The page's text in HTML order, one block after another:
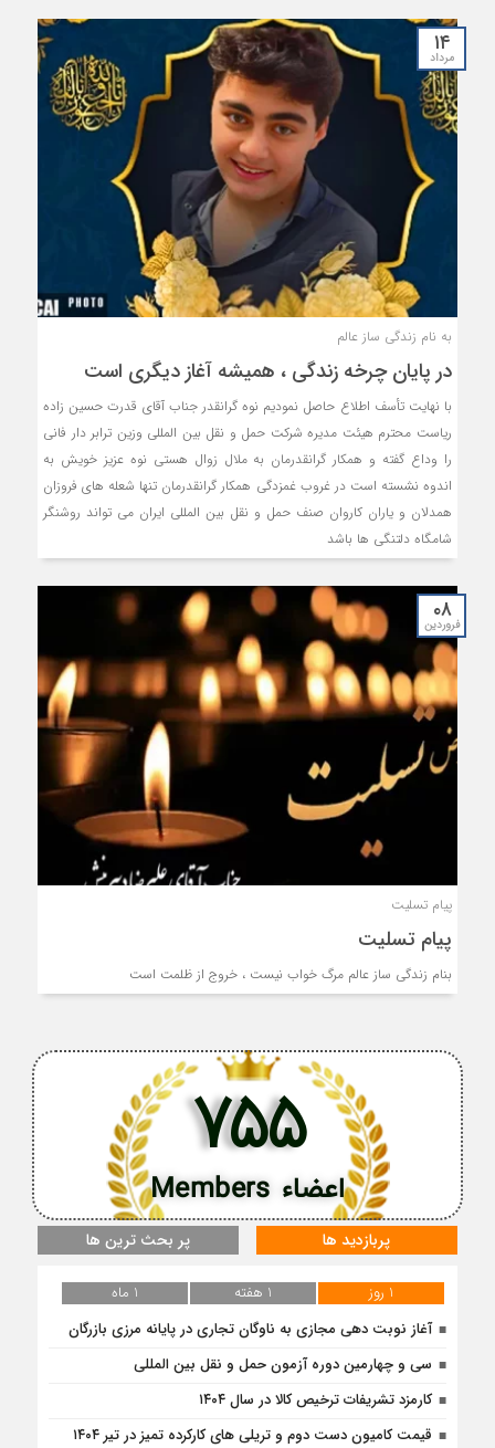
۱۴
مرداد
به نام زندگی ساز عالم
در پایان چرخه زندگی ، همیشه آغاز دیگری است
با نهایت تأسف اطلاع حاصل نمودیم نوه گرانقدر جناب آقای قدرت حسین زاده
ریاست محترم هیئت مدیره شرکت حمل و نقل بین المللی وزین ترابر دار فانی
را وداع گفته و همکار گرانقدرمان به ملال زوال هستی نوه عزیز خویش به
اندوه نشسته است در غروب غمزدگی همکار گرانقدرمان تنها شعله های فروزان
همدلان و یاران کاروان صنف حمل و نقل بین المللی ایران می تواند روشنگر
شامگاه دلتنگی ها باشد
۰۸
فروردین
پیام تسلیت
پیام تسلیت
بنام زندگی ساز عالم مرگ خواب نیست ، خروج از ظلمت است
اعضاء Members
755
پربازدید ها پر بحث ترین ها
1 روز 1 هفته
1 ماه
آغاز نوبت دهی مجازی به ناوگان تجاری در پایانه مرزی بازرگان
سی و چهارمین دوره آزمون حمل و نقل بین المللی
کارمزد تشریفات ترخیص کالا در سال ۱۴۰۴
قیمت کامیون دست دوم و تریلی‌ های کارکرده تمیز در تیر ۱۴۰۴